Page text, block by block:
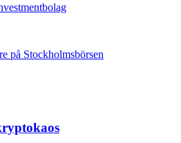
på Stockholmsbörsen